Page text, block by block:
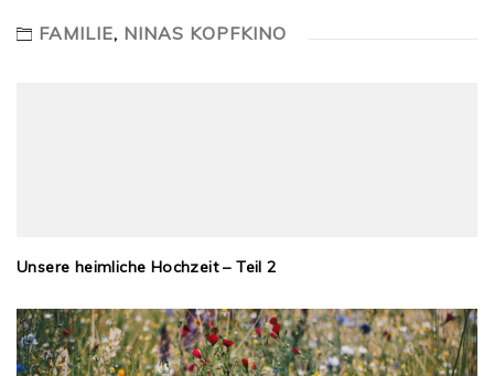
FAMILIE, NINAS KOPFKINO
Unsere heimliche Hochzeit – Teil 2